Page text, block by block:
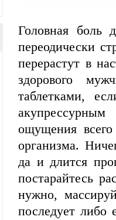
Головная боль
переодически
перерастут в
здорового
таблетками,
ощущения
организма.
да и длится
постарайтесь
нужно,
последует либо